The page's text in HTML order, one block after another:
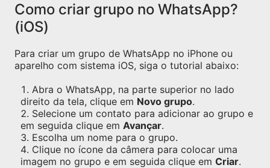
Como criar grupo no WhatsApp?
(iOS)
Para criar um grupo de WhatsApp no iPhone ou
aparelho com sistema iOS, siga o tutorial abaixo:
Abra o WhatsApp, na parte superior no lado
direito da tela, clique em Novo grupo.
Selecione um contato para adicionar ao grupo e
em seguida clique em Avançar.
Escolha um nome para o grupo.
Clique no ícone da câmera para colocar uma
imagem no grupo e em seguida clique em Criar.